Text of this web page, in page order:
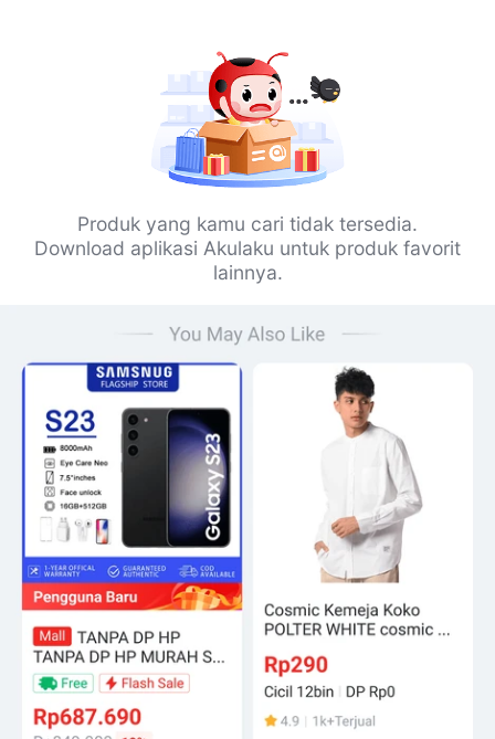
Produk yang kamu cari tidak tersedia.
Download aplikasi Akulaku untuk produk favorit
lainnya.